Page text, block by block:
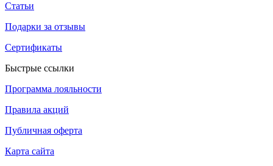
Статьи
Подарки за отзывы
Сертификаты
Быстрые ссылки
Программа лояльности
Правила акций
Публичная оферта
Карта сайта